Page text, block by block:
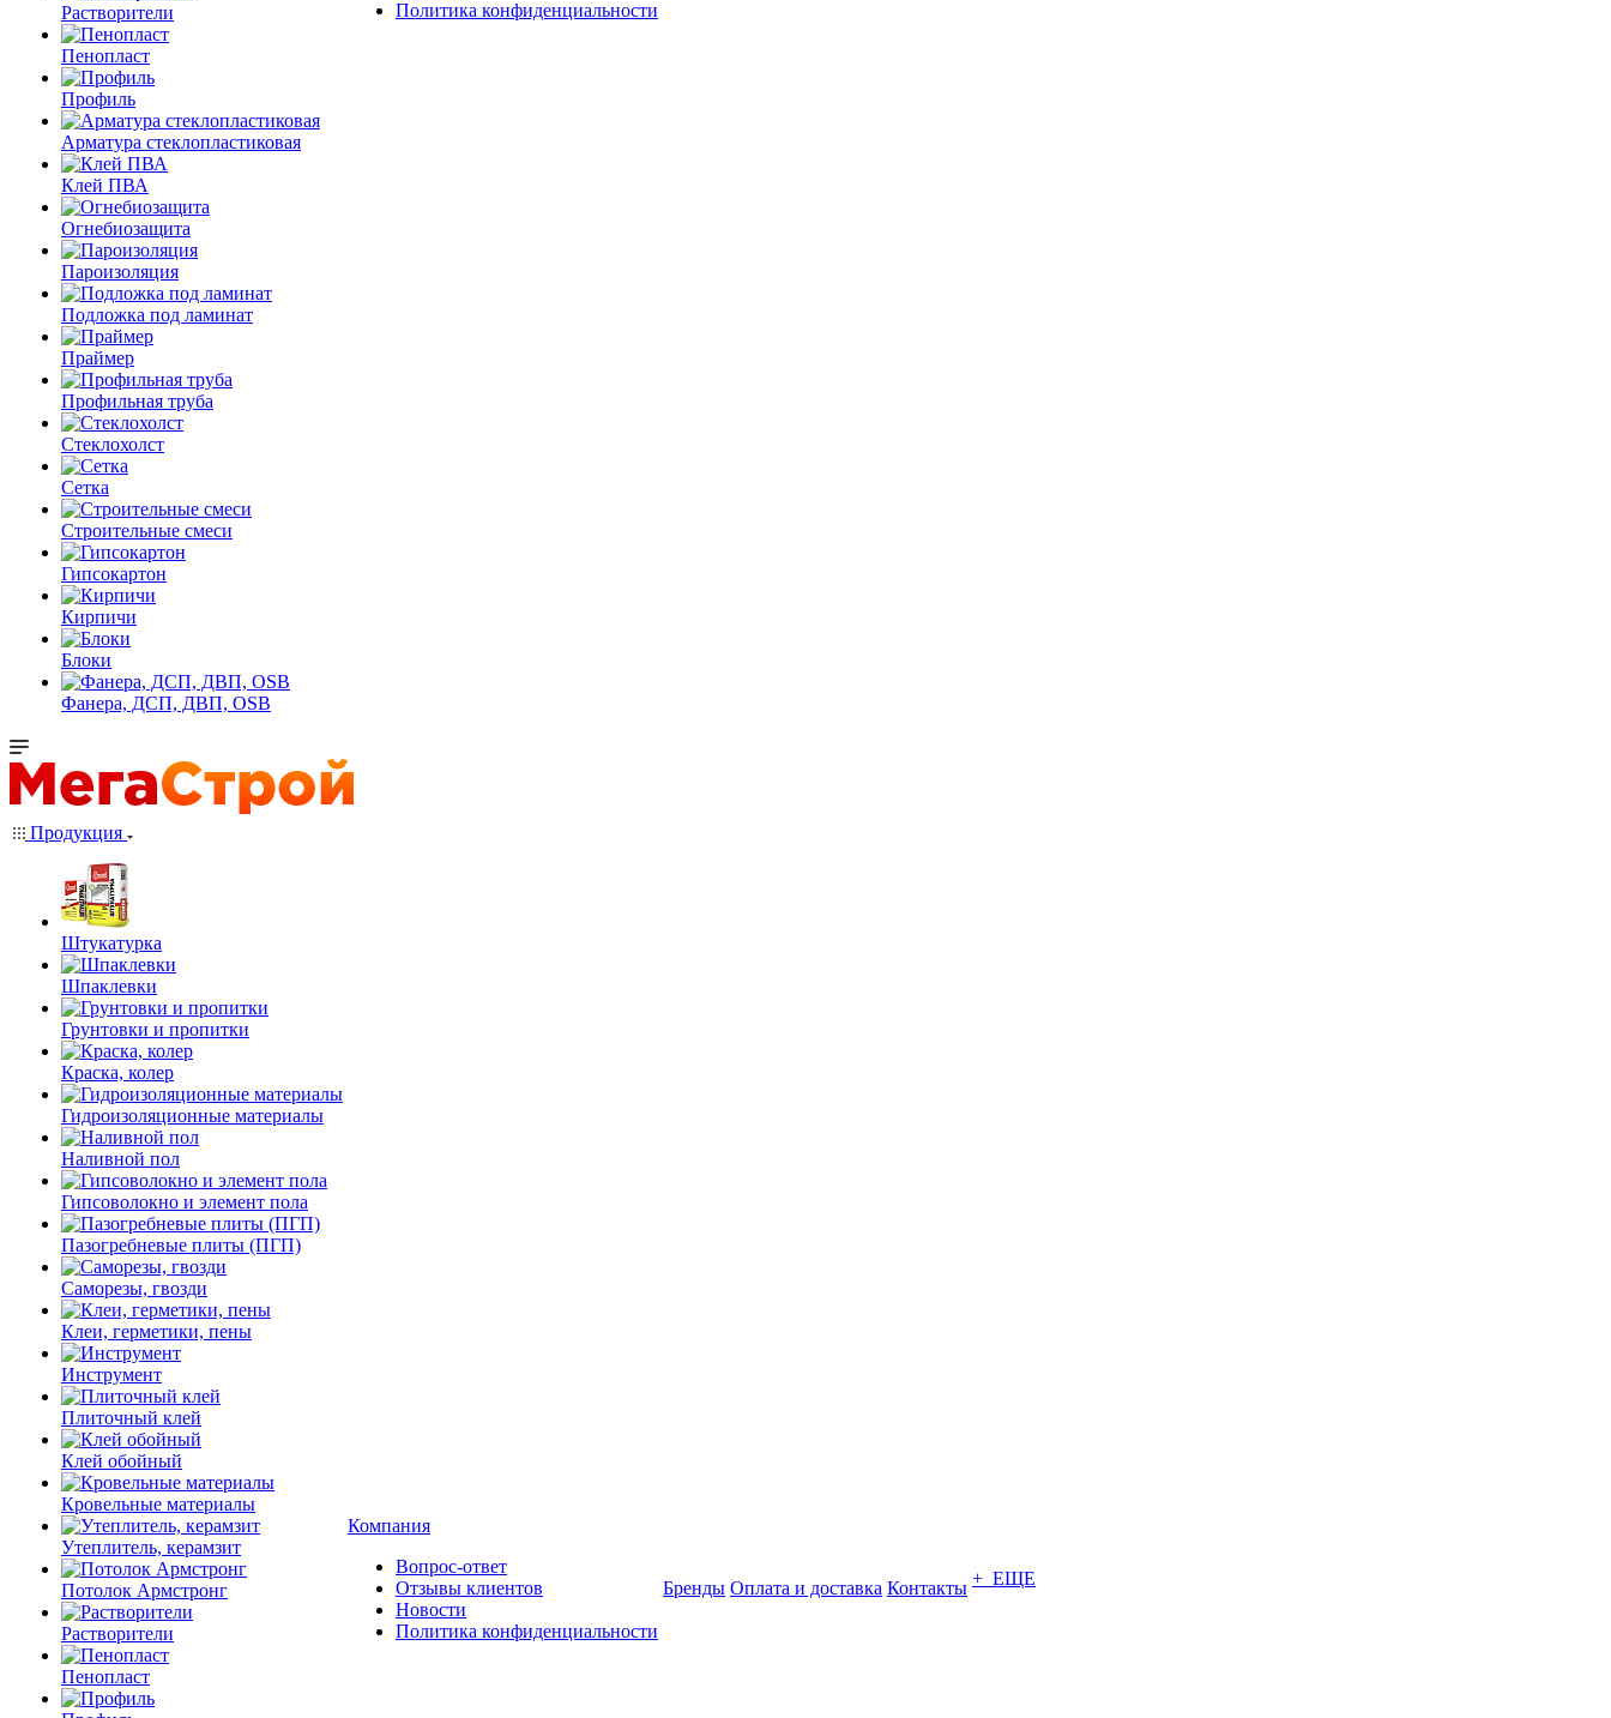
Растворители
Пенопласт
Профиль
Арматура стеклопластиковая
Клей ПВА
Огнебиозащита
Пароизоляция
Подложка под ламинат
Праймер
Профильная труба
Стеклохолст
Сетка
Строительные смеси
Гипсокартон
Кирпичи
Блоки
Фанера, ДСП, ДВП, OSB
Политика конфиденциальности
Продукция
Штукатурка
Шпаклевки
Грунтовки и пропитки
Краска, колер
Гидроизоляционные материалы
Наливной пол
Гипсоволокно и элемент пола
Пазогребневые плиты (ПГП)
Саморезы, гвозди
Клеи, герметики, пены
Инструмент
Плиточный клей
Клей обойный
Кровельные материалы
Утеплитель, керамзит
Потолок Армстронг
Растворители
Пенопласт
Компания
Вопрос-ответ
Отзывы клиентов
Новости
Политика конфиденциальности
Бренды Оплата и доставка Контакты + ЕЩЕ